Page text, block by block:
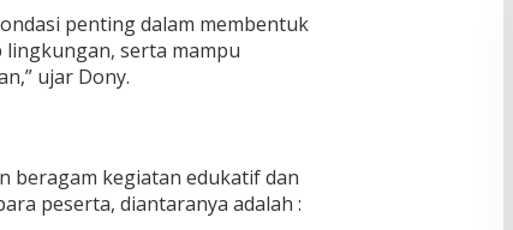
penting dalam membentuk
serta mampu
ujar Dony.
beragam kegiatan edukatif dan
peserta, diantaranya adalah :